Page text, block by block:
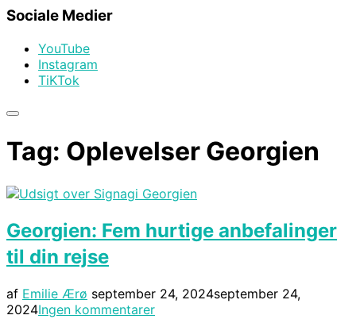
Sociale Medier
YouTube
Instagram
TiKTok
Slå
i
sidekolonne
Tag: Oplevelser Georgien
Georgien: Fem hurtige anbefalinger
til din rejse
af Emilie Ærø Udgivet
d.
september 24, 2024september 24,
2024Ingen kommentarer